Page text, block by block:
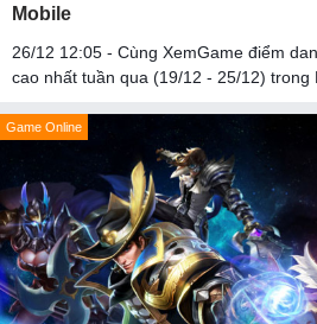
Mobile
26/12 12:05 - Cùng XemGame điểm
cao nhất tuần qua (19/12 - 25/12) trong
Game Online